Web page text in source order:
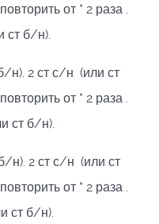
от * 2 раза .
ст б/н).
н). 2 ст с/н (или ст
от * 2 раза .
ст б/н).
н). 2 ст с/н (или ст
от * 2 раза .
ст б/н).